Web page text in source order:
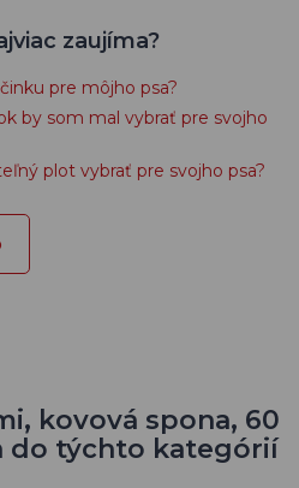
zaujíma?
pre môjho psa?
by som mal vybrať pre svojho
plot vybrať pre svojho psa?
kovová spona, 60
do týchto kategórií